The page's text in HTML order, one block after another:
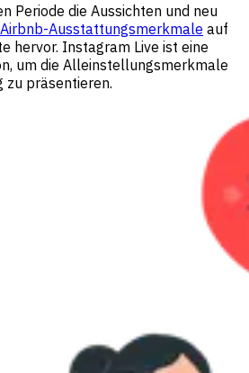
Periode die Aussichten und neu
Ausstattungsmerkmale auf
hervor. Instagram Live ist eine
um die Alleinstellungsmerkmale
zu präsentieren.